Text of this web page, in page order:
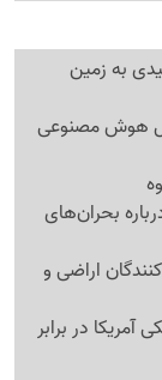
به زمین
هوش مصنوعی
بحران‌های
اراضی و
آمریکا در برابر